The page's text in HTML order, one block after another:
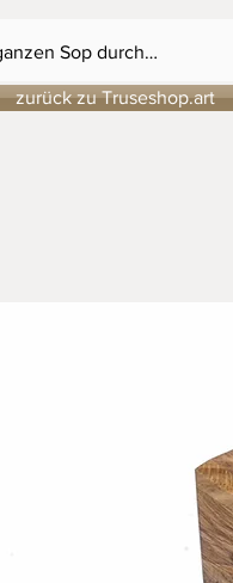
zurück zu Truseshop.art